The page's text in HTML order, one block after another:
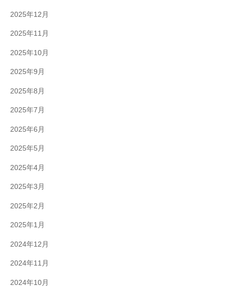
2025年12月
2025年11月
2025年10月
2025年9月
2025年8月
2025年7月
2025年6月
2025年5月
2025年4月
2025年3月
2025年2月
2025年1月
2024年12月
2024年11月
2024年10月